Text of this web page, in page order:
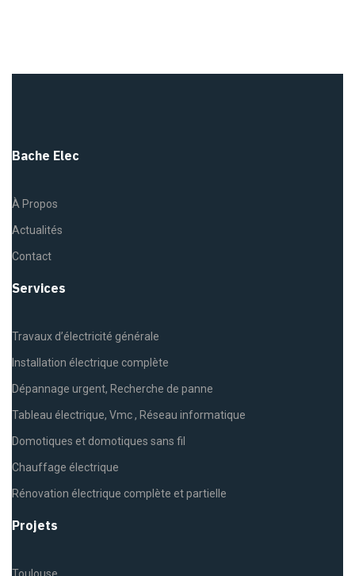
Bache Elec
À Propos
Actualités
Contact
Services
Travaux d’électricité générale
Installation électrique complète
Dépannage urgent, Recherche de panne
Tableau électrique, Vmc , Réseau informatique
Domotiques et domotiques sans fil
Chauffage électrique
Rénovation électrique complète et partielle
Projets